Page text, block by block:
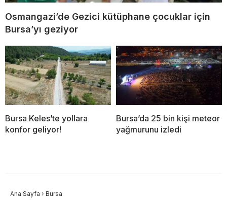
Osmangazi’de Gezici kütüphane çocuklar için
Bursa’yı geziyor
Bursa Keles’te yollara
konfor geliyor!
Bursa’da 25 bin kişi meteor
yağmurunu izledi
Ana Sayfa › Bursa